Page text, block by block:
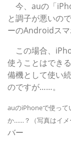
今、auの「
と調子が悪いの
ーのAndroidスマ
この場合、
使うことはでき
備機として使い
のですが……。
auのiPhoneで使って
か……？（写真はイメ
バー